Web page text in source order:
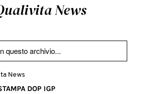
News
News
DOP IGP